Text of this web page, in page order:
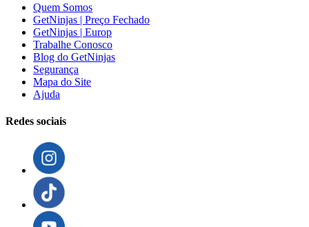
Quem Somos
GetNinjas | Preço Fechado
GetNinjas | Europ
Trabalhe Conosco
Blog do GetNinjas
Segurança
Mapa do Site
Ajuda
Redes sociais